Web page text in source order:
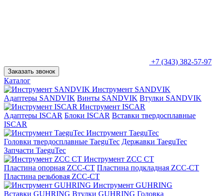
+7 (343) 382-57-97
Заказать звонок
Каталог
Инструмент SANDVIK
Адаптеры SANDVIK Винты SANDVIK Втулки SANDVIK
Инструмент ISCAR
Адаптеры ISCAR Блоки ISCAR Вставки твердосплавные
ISCAR
Инструмент TaeguTec
Головки твердосплавные TaeguTec Державки TaeguTec
Запчасти TaeguTec
Инструмент ZCС CT
Пластина опорная ZCC-CT Пластина подкладная ZCC-CT
Пластина резьбовая ZCC-CT
Инструмент GUHRING
Вставки GUHRING Втулки GUHRING Головка